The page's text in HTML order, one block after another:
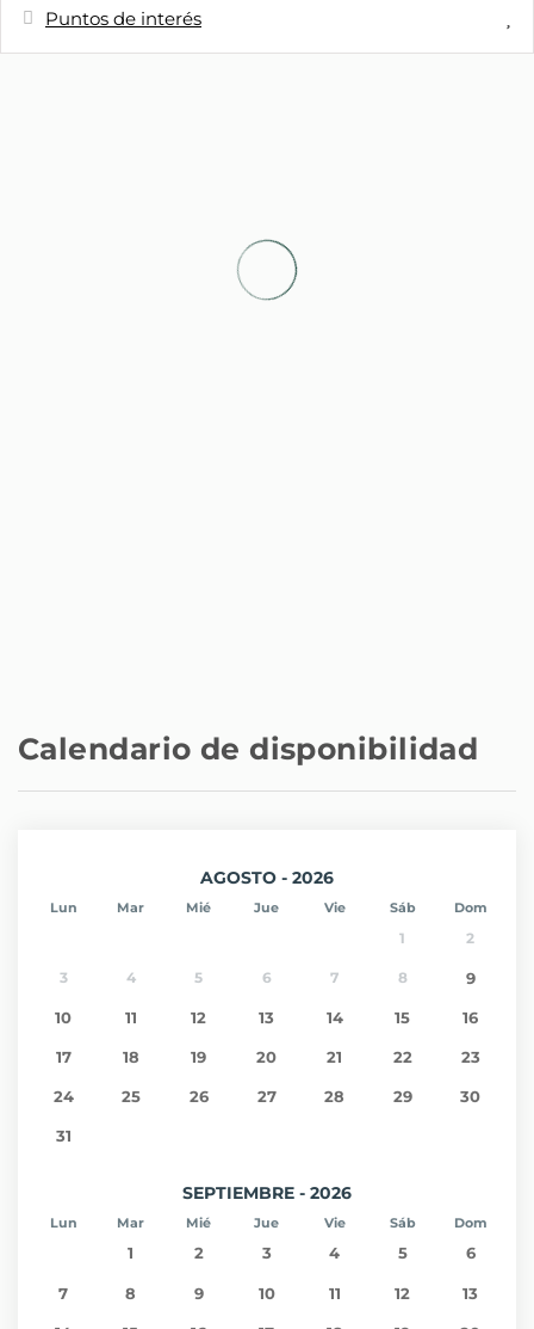
Puntos de interés
Supermercado - Supermercado Dia
Aeropuerto - Adolfo Suárez Barajas
Calendario de disponibilidad
AGOSTO - 2026
Lun Mar Mié Jue Vie Sáb Dom
1 2
3 4 5 6 7 8 9
10 11 12 13 14 15 16
17 18 19 20 21 22 23
24 25 26 27 28 29 30
31
SEPTIEMBRE - 2026
Lun Mar Mié Jue Vie Sáb Dom
1 2 3 4 5 6
7 8 9 10 11 12 13